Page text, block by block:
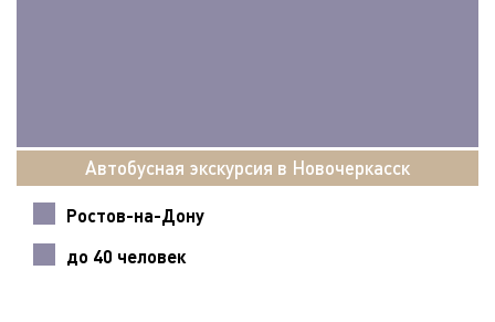
Автобусная экскурсия в Новочеркасск
Ростов-на-Дону
до 40 человек